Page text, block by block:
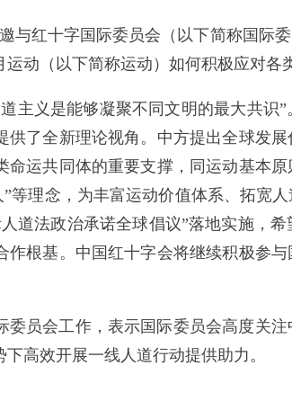
与红十字国际委员会（以下简称国际
动（以下简称运动）如何积极应对各
主义是能够凝聚不同文明的最大共识
了全新理论视角。中方提出全球发
运共同体的重要支撑，同运动基本
等理念，为丰富运动价值体系、拓宽
道法政治承诺全球倡议”落地实施，
根基。中国红十字会将继续积极参
员会工作，表示国际委员会高度关
高效开展一线人道行动提供助力。